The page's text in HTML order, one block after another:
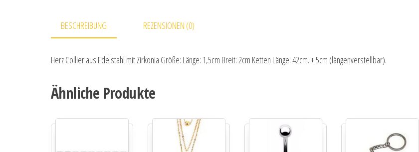
BESCHREIBUNG REZENSIONEN (0)
Herz Collier aus Edelstahl mit Zirkonia Größe: Länge: 1,5cm Breit: 2cm Ketten Länge: 42cm. + 5cm (längenverstellbar).
Ähnliche Produkte